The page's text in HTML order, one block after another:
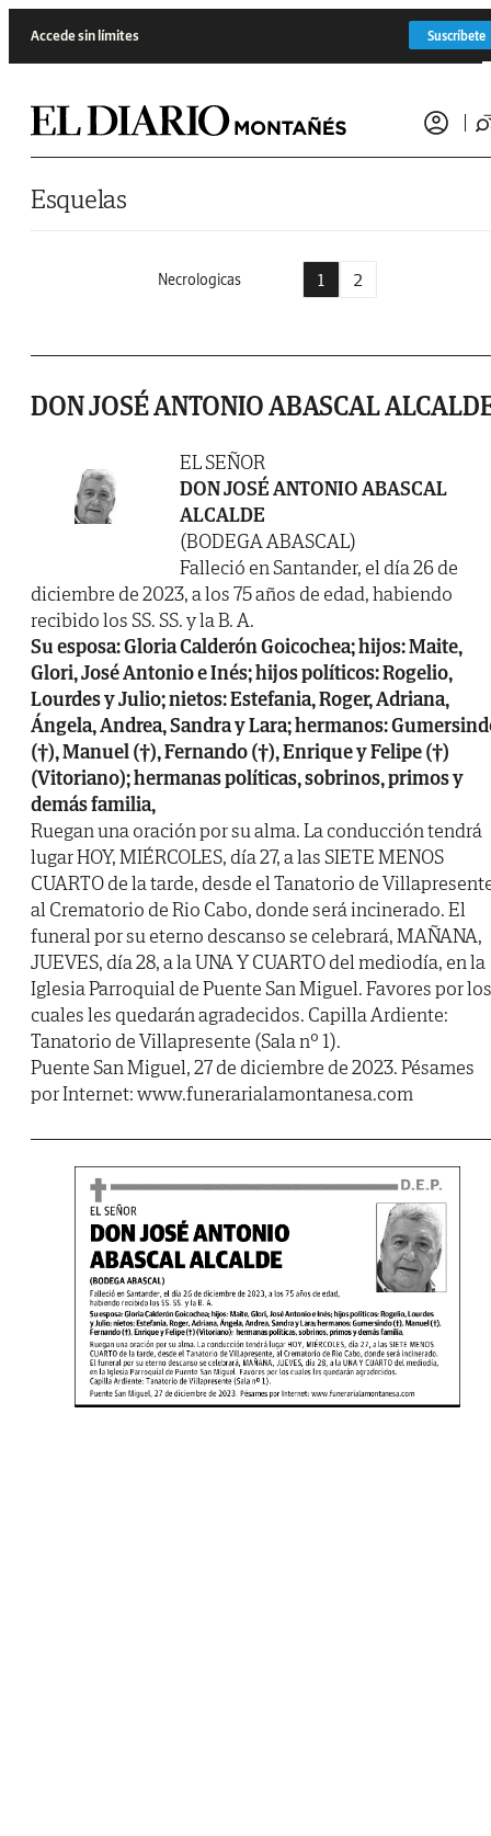
Accede sin límites Suscríbete
Esquelas
Necrologicas 1 2
DON JOSÉ ANTONIO ABASCAL
EL SEÑOR
DON JOSÉ ANTONIO ABASCAL
ALCALDE
(BODEGA ABASCAL)
Falleció en Santander, el día 26 de
diciembre de 2023, a los 75 años de edad, habiendo
recibido los SS. SS. y la B. A.
Su esposa: Gloria Calderón Goicochea; hijos: Maite,
Glori, José Antonio e Inés; hijos políticos: Rogelio,
Lourdes y Julio; nietos: Estefania, Roger, Adriana,
Ángela, Andrea, Sandra y Lara; hermanos:
(†), Manuel (†), Fernando (†), Enrique y Felipe (†)
(Vitoriano); hermanas políticas, sobrinos, primos y
demás familia,
Ruegan una oración por su alma. La conducción tendrá
lugar HOY, MIÉRCOLES, día 27, a las SIETE MENOS
CUARTO de la tarde, desde el Tanatorio de
al Crematorio de Rio Cabo, donde será incinerado. El
funeral por su eterno descanso se celebrará, MAÑANA,
JUEVES, día 28, a la UNA Y CUARTO del mediodía, en la
Iglesia Parroquial de Puente San Miguel. Favores por los
cuales les quedarán agradecidos. Capilla Ardiente:
Tanatorio de Villapresente (Sala nº 1).
Puente San Miguel, 27 de diciembre de 2023. Pésames
por Internet: www.funerarialamontanesa.com